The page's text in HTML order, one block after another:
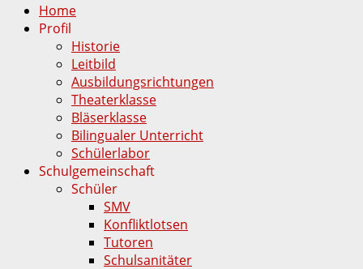
Home
Profil
Historie
Leitbild
Ausbildungsrichtungen
Theaterklasse
Bläserklasse
Bilingualer Unterricht
Schülerlabor
Schulgemeinschaft
Schüler
SMV
Konfliktlotsen
Tutoren
Schulsanitäter